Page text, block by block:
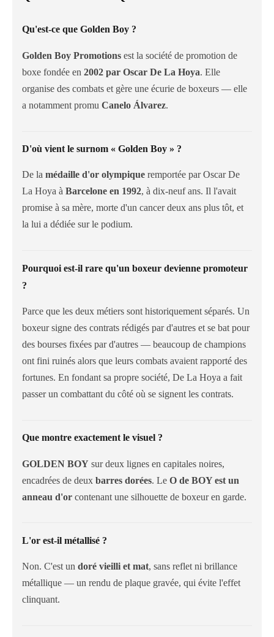
Qu'est-ce que Golden Boy ?
Golden Boy Promotions est la société de promotion de
boxe fondée en 2002 par Oscar De La Hoya. Elle
organise des combats et gère une écurie de boxeurs — elle
a notamment promu Canelo Álvarez.
D'où vient le surnom « Golden Boy » ?
De la médaille d'or olympique remportée par Oscar De
La Hoya à Barcelone en 1992, à dix-neuf ans. Il l'avait
promise à sa mère, morte d'un cancer deux ans plus tôt, et
la lui a dédiée sur le podium.
Pourquoi est-il rare qu'un boxeur devienne promoteur
?
Parce que les deux métiers sont historiquement séparés. Un
boxeur signe des contrats rédigés par d'autres et se bat pour
des bourses fixées par d'autres — beaucoup de champions
ont fini ruinés alors que leurs combats avaient rapporté des
fortunes. En fondant sa propre société, De La Hoya a fait
passer un combattant du côté où se signent les contrats.
Que montre exactement le visuel ?
GOLDEN BOY sur deux lignes en capitales noires,
encadrées de deux barres dorées. Le O de BOY est un
anneau d'or contenant une silhouette de boxeur en garde.
L'or est-il métallisé ?
Non. C'est un doré vieilli et mat, sans reflet ni brillance
métallique — un rendu de plaque gravée, qui évite l'effet
clinquant.